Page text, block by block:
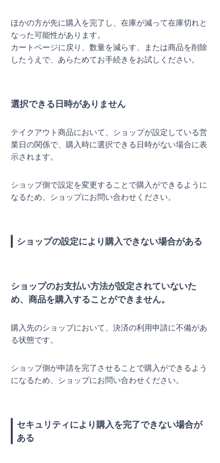
ほかの方が先に購入を完了し、在庫が減って在庫切れと
なった可能性があります。
カートページに戻り、数量を減らす、または商品を削除
したうえで、あらためてお手続きをお試しください。
選択できる日時がありません
テイクアウト商品において、ショップが設定している営
業日の関係で、購入時に選択できる日時がない場合に表
示されます。
ショップ側で設定を変更することで購入ができるように
なるため、ショップにお問い合わせください。
ショップの設定により購入できない場合がある
ショップのお支払い方法が設定されていないた
め、商品を購入することができません。
購入先のショップにおいて、決済の利用申請に不備があ
る状態です。
ショップ側が申請を完了させることで購入ができるよう
になるため、ショップにお問い合わせください。
セキュリティにより購入を完了できない場合が
ある